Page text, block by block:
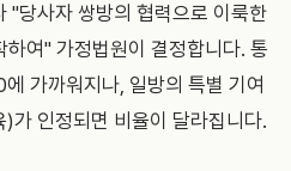
당사자 쌍방의 협력으로 이룩한
여" 가정법원이 결정합니다. 통
가까워지나, 일방의 특별 기여
)가 인정되면 비율이 달라집니다.